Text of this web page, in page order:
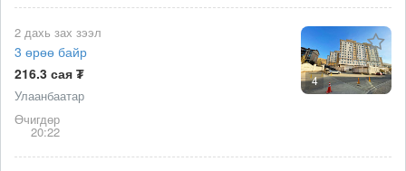
4
2 дахь зах зээл
3 өрөө байр
216.3 сая ₮
Улаанбаатар
Өчигдөр
20:22